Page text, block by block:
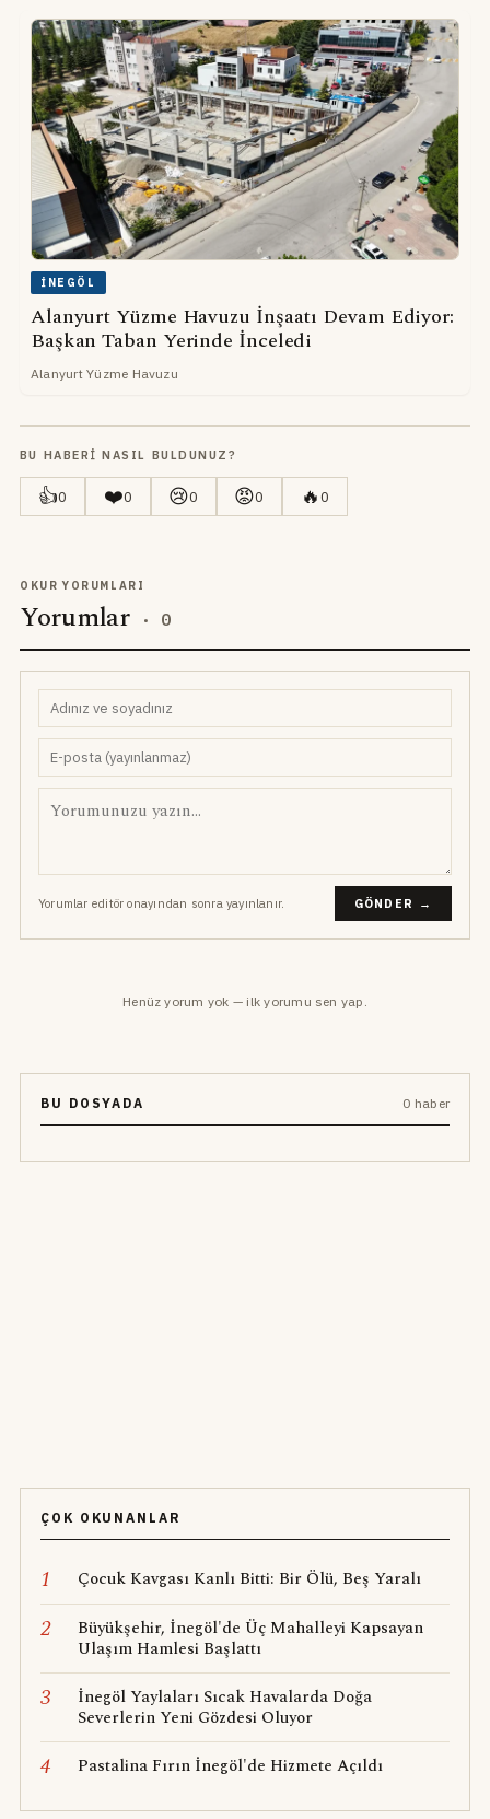
İNEGÖL
Alanyurt Yüzme Havuzu İnşaatı Devam Ediyor:
Başkan Taban Yerinde İnceledi
Alanyurt Yüzme Havuzu
BU HABERI NASIL BULDUNUZ?
👍0 ❤️0 😢0 😡0 🔥0
OKUR YORUMLARI
Yorumlar · 0
Yorumlar editör onayından sonra yayınlanır. GÖNDER →
Henüz yorum yok — ilk yorumu sen yap.
BU DOSYADA 0 haber
ÇOK OKUNANLAR
1 Çocuk Kavgası Kanlı Bitti: Bir Ölü, Beş Yaralı
2
Büyükşehir, İnegöl'de Üç Mahalleyi Kapsayan
Ulaşım Hamlesi Başlattı
3
İnegöl Yaylaları Sıcak Havalarda Doğa
Severlerin Yeni Gözdesi Oluyor
4 Pastalina Fırın İnegöl'de Hizmete Açıldı